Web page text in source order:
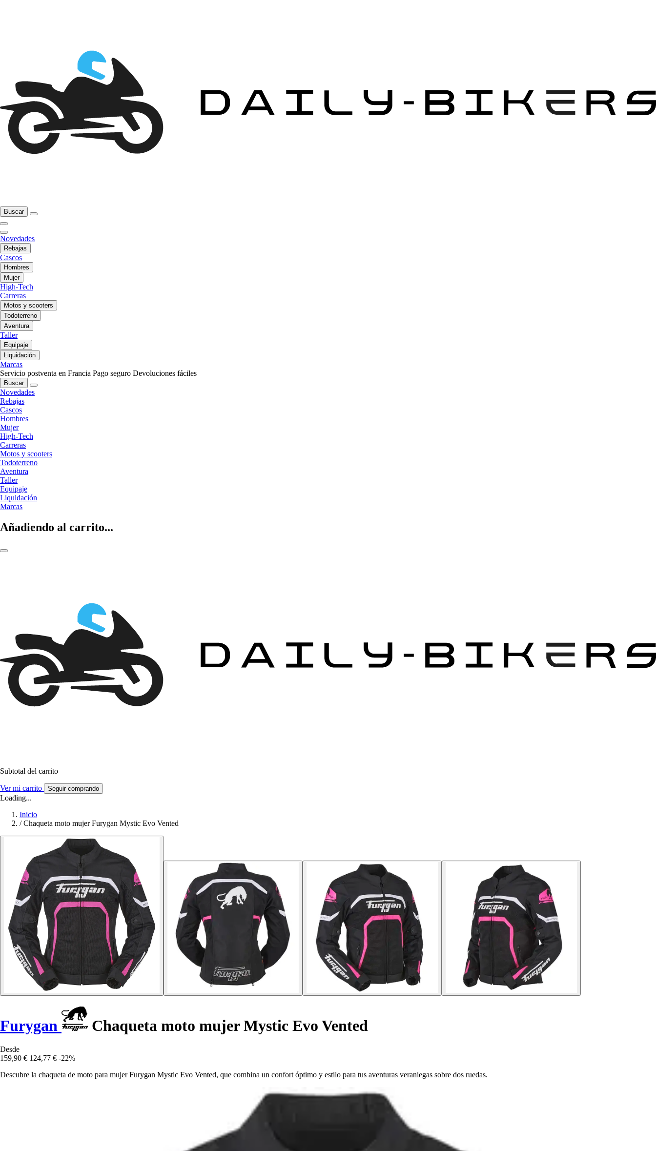
Buscar
Novedades
Rebajas
Cascos
Hombres
Mujer
High-Tech
Carreras
Motos y scooters
Todoterreno
Aventura
Taller
Equipaje
Liquidación
Marcas
Servicio postventa en Francia Pago seguro Devoluciones fáciles
Buscar
Novedades
Rebajas
Cascos
Hombres
Mujer
High-Tech
Carreras
Motos y scooters
Todoterreno
Aventura
Taller
Equipaje
Liquidación
Marcas
Añadiendo al carrito...
Subtotal del carrito
Ver mi carrito Seguir comprando
Loading...
Inicio
/ Chaqueta moto mujer Furygan Mystic Evo Vented
Furygan Chaqueta moto mujer Mystic Evo Vented
Desde
159,90 € 124,77 € -22%
Descubre la chaqueta de moto para mujer Furygan Mystic Evo Vented, que combina un confort óptimo y estilo para tus aventuras veraniegas sobre dos ruedas.